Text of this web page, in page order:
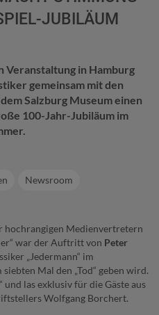
JUBILÄUM
Veranstaltung in Hamburg
gemeinsam mit den
Salzburg Museum einen
100-Jahr-Jubiläum im
Newsroom
hochrangigen Medienvertretern
war der Auftritt von Peter
„Jedermann“ im
Mal den „Tod“ geben wird.
und las exklusiv für die Gäste aus
Wolfgang Borchert.